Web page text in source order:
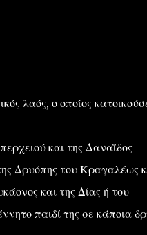
λαός, ο οποίος
και της Δαναΐδος
Δρυόπης του Κραγαλέως
και της Δίας ή του
παιδί της σε κάποια